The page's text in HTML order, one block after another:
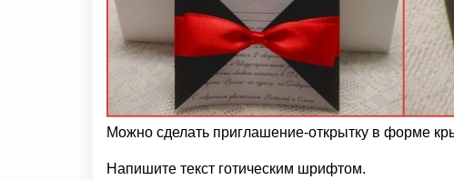
Можно сделать приглашение-открытку в форме
Напишите текст готическим шрифтом.